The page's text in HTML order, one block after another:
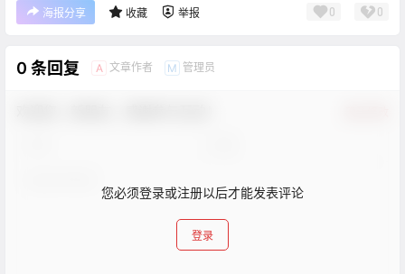
海报分享 收藏 举报 0 0
0 条回复 A 文章作者 M 管理员
您必须登录或注册以后才能发表评论
登录